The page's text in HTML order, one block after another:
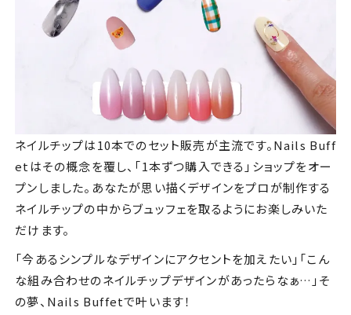
ネイルチップは10本でのセット販売が主流です。Nails Buff
etはその概念を覆し、「1本ずつ購入できる」ショップをオー
プンしました。あなたが思い描くデザインをプロが制作する
ネイルチップの中からブュッフェを取るようにお楽しみいた
だけます。
「今あるシンプルなデザインにアクセントを加えたい」「こん
な組み合わせのネイルチップデザインがあったらなぁ…」そ
の夢、Nails Buffetで叶います！